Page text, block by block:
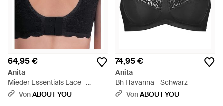
64,95 €
Anita
Mieder Essentials Lace -
Schwarz
VonABOUT YOU
74,95 €
Anita
Bh Havanna - Schwarz
VonABOUT YOU